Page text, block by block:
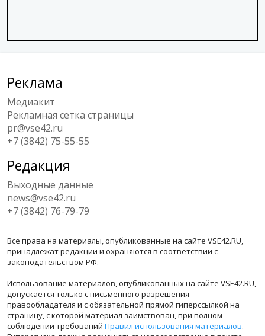
Реклама
Медиакит
Рекламная сетка страницы
pr@vse42.ru
+7 (3842) 75-55-55
Редакция
Выходные данные
news@vse42.ru
+7 (3842) 76-79-79
Все права на материалы, опубликованные на сайте VSE42.RU,
принадлежат редакции и охраняются в соответствии с
законодательством РФ.
Использование материалов, опубликованных на сайте VSE42.RU,
допускается только с письменного разрешения
правообладателя и с обязательной прямой гиперссылкой на
страницу, с которой материал заимствован, при полном
соблюдении требований Правил использования материалов.